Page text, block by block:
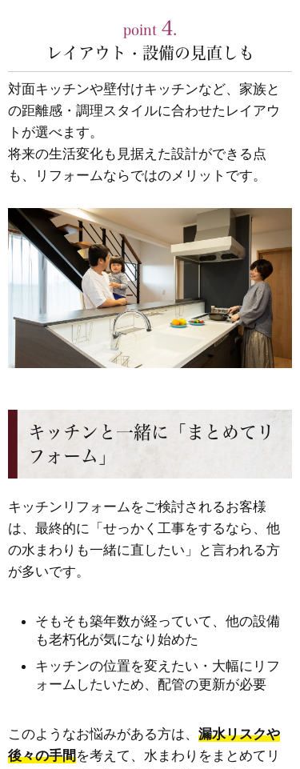
point 4.
レイアウト・設備の見直しも
対面キッチンや壁付けキッチンなど、家族と
の距離感・調理スタイルに合わせたレイアウ
トが選べます。
将来の生活変化も見据えた設計ができる点
も、リフォームならではのメリットです。
キッチンと一緒に「まとめてリ
フォーム」
キッチンリフォームをご検討されるお客様
は、最終的に「せっかく工事をするなら、他
の水まわりも一緒に直したい」と言われる方
が多いです。
そもそも築年数が経っていて、他の設備
も老朽化が気になり始めた
キッチンの位置を変えたい・大幅にリフ
ォームしたいため、配管の更新が必要
このようなお悩みがある方は、 漏水リスクや
後々の手間を考えて、水まわりをまとめてリ